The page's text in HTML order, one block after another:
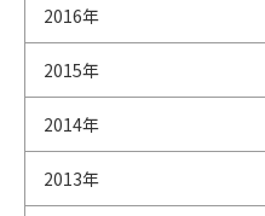
2016年
2015年
2014年
2013年